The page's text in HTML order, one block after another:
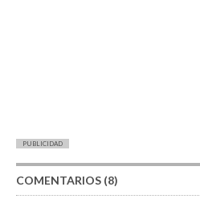
PUBLICIDAD
COMENTARIOS (8)